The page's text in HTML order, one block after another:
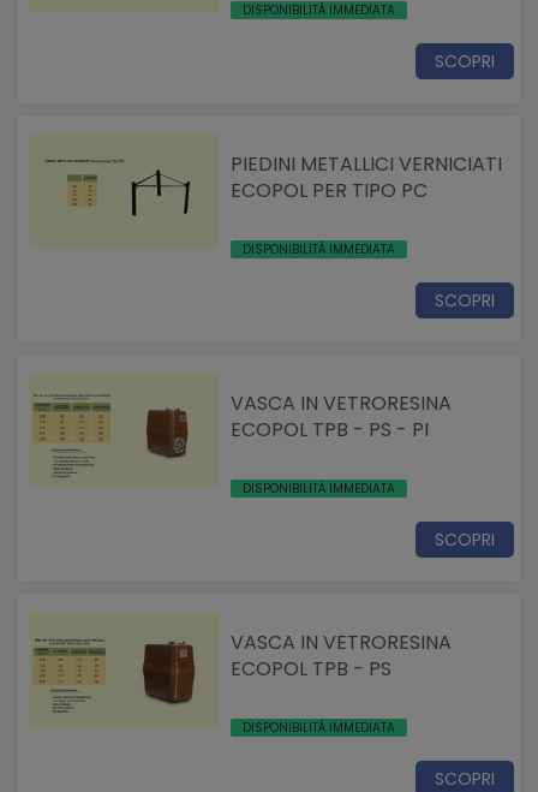
DISPONIBILITÀ IMMEDIATA
SCOPRI
PIEDINI METALLICI VERNICIATI
ECOPOL PER TIPO PC
DISPONIBILITÀ IMMEDIATA
SCOPRI
VASCA IN VETRORESINA
ECOPOL TPB - PS - PI
DISPONIBILITÀ IMMEDIATA
SCOPRI
VASCA IN VETRORESINA
ECOPOL TPB - PS
DISPONIBILITÀ IMMEDIATA
SCOPRI